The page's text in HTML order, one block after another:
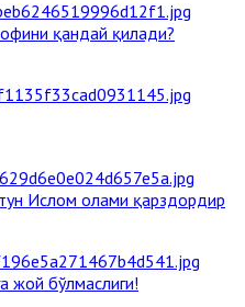
қандай қилади?
Ислом олами қарздордир
жой бўлмаслиги!